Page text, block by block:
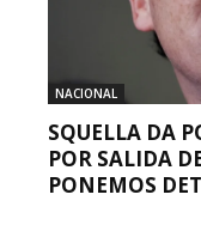
NACIONAL
SQUELLA DA
POR SALIDA
PONEMOS